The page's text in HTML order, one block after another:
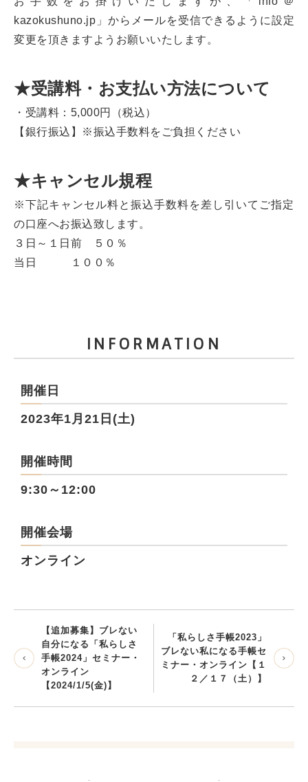
kazokushuno.jp」からメールを受信できるように設定
変更を頂きますようお願いいたします。
★受講料・お支払い方法について
・受講料：5,000円（税込）
【銀行振込】※振込手数料をご負担ください
★キャンセル規程
※下記キャンセル料と振込手数料を差し引いてご指定
の口座へお振込致します。
３日～１日前 ５０％
当日 １００％
INFORMATION
開催日
2023年1月21日(土)
開催時間
9:30～12:00
開催会場
オンライン
【追加募集】ブレない
自分になる「私らしさ
手帳2024」セミナー・
オンライン
【2024/1/5(金)】
「私らしさ手帳2023」
ブレない私になる手帳セ
ミナー・オンライン【１
２／１７（土）】